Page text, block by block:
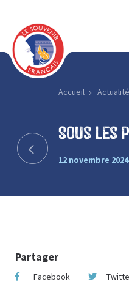
Accueil
Sous les
12 novembre 2024
Partager
Facebook